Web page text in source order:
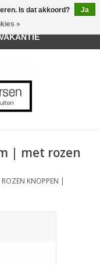
| met rozen
KNOPPEN |
Is dat akkoord?
Ja
»
| Belvederelaan 107